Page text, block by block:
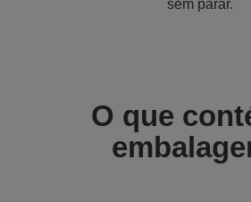
sem parar.
O que